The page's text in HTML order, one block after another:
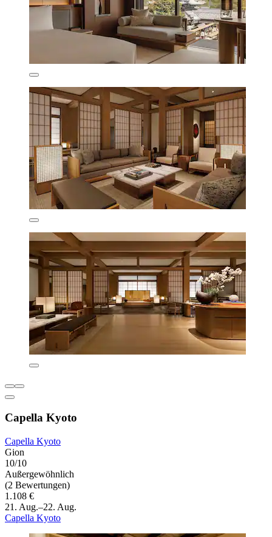
Capella Kyoto
Capella Kyoto
Gion
10/10
Außergewöhnlich
(2 Bewertungen)
1.108 €
21. Aug.–22. Aug.
Capella Kyoto